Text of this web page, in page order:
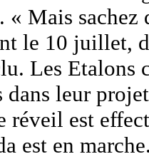
« Mais
le 10 juillet,
Les Etalons
dans leur
réveil est
est en